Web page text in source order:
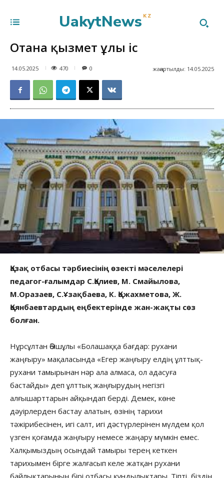
UakytNews KZ
Отанға қызмет ұлы іс
14.05.2025 470 жаңартылды: 14.05.2025
0
Қазақ отбасы тәрбиесінің өзекті мәселелері
педагог-ғалымдар С.Қалиев, М. Смайылова,
М.Оразаев, С.Ұзақбаева, К. Қожахметова, Ж.
Қоянбаевтардың еңбектерінде жан-жақты сөз
болған.
Нұрсұлтан Әбішұлы «Болашаққа бағдар: рухани
жаңғыру» мақаласында «Егер жаңғыру елдің ұлттық-
рухани тамырынан нәр ала алмаса, ол адасуға
бастайды» деп ұлттық жаңғырудың негізгі
алғышарттарын айқындап берді. Демек, көне
дәуірлерден бастау алатын, өзінің тарихи
тәжірибесінен, игі салт, игі дәстүрлерінен мүлдем қол
үзген қоғамда жаңғыру немесе жаңару мүмкін емес.
Халқымыздың осындай тамыры терең кеткен
тарихымен бірге жалғасып келе жатқан рухани
байлықтарының бірі отбасы құндылықтары. Тіпті, біздің